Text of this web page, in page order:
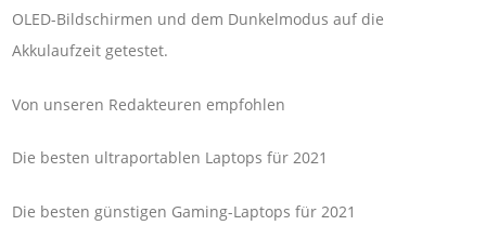
OLED-Bildschirmen und dem Dunkelmodus auf die
Akkulaufzeit getestet.
Von unseren Redakteuren empfohlen
Die besten ultraportablen Laptops für 2021
Die besten günstigen Gaming-Laptops für 2021